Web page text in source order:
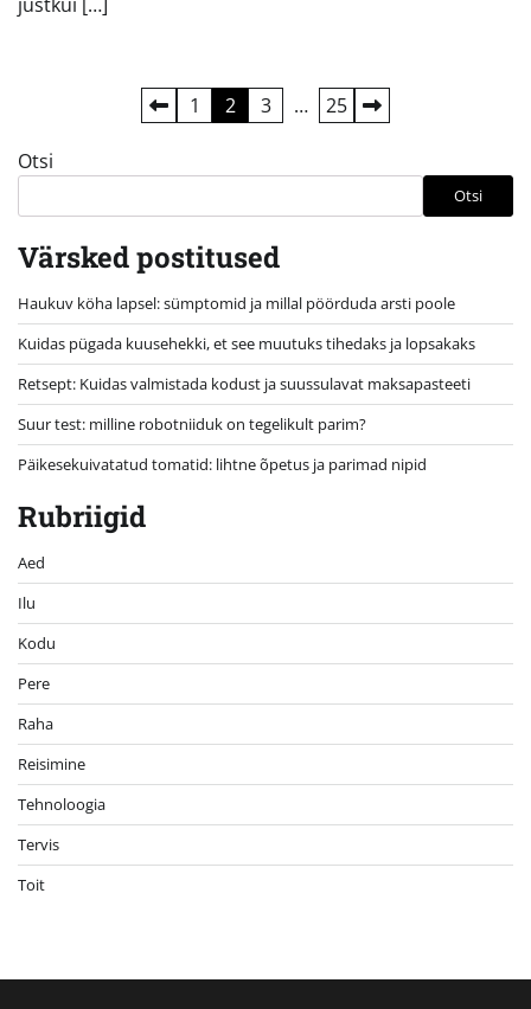
Postituste
leheküljendus
1 2 3 … 25
Otsi
Otsi
Värsked postitused
Haukuv köha lapsel: sümptomid ja millal pöörduda arsti poole
Kuidas pügada kuusehekki, et see muutuks tihedaks ja lopsakaks
Retsept: Kuidas valmistada kodust ja suussulavat maksapasteeti
Suur test: milline robotniiduk on tegelikult parim?
Päikesekuivatatud tomatid: lihtne õpetus ja parimad nipid
Rubriigid
Aed
Ilu
Kodu
Pere
Raha
Reisimine
Tehnoloogia
Tervis
Toit